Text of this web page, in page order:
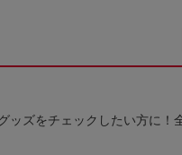
ッズをチェックしたい方に！